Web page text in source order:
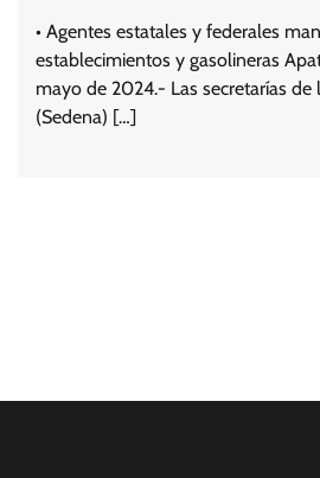
• Agentes estatales y federales
establecimientos y gasolineras
mayo de 2024.- Las secretarías de
(Sedena) […]